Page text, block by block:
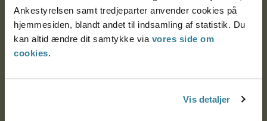
Ankestyrelsen samt tredjeparter anvender cookies på
hjemmesiden, blandt andet til indsamling af statistik. Du
kan altid ændre dit samtykke via vores side om
cookies.
Vis detaljer
Nytorv 7, 2. sal
9000 Aalborg
Ankestyrelsen Aalborg